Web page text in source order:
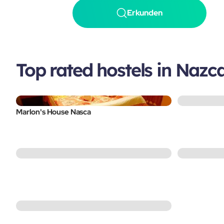
Erkunden
Top rated hostels in
Marlon's House Nasca